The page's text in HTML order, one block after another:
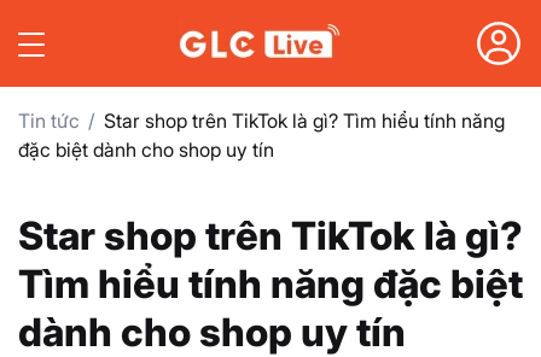
Tin tức
Star shop trên TikTok là gì? Tìm hiểu tính năng
đặc biệt dành cho shop uy tín
Star shop trên TikTok là gì?
Tìm hiểu tính năng đặc biệt
dành cho shop uy tín